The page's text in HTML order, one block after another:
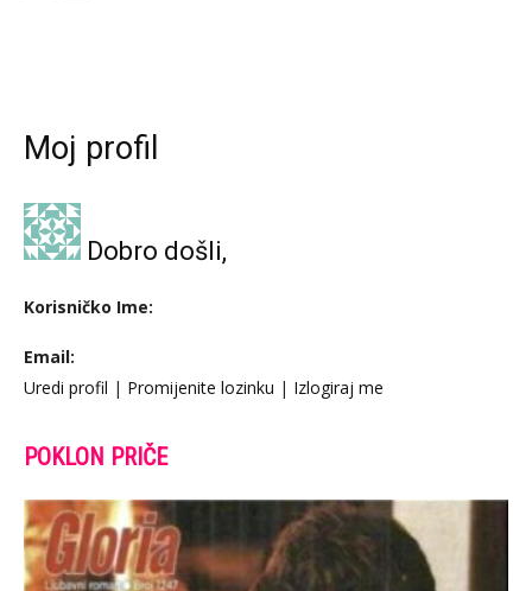
Moj profil
Dobro došli,
Korisničko Ime:
Email:
Uredi profil | Promijenite lozinku | Izlogiraj me
POKLON PRIČE